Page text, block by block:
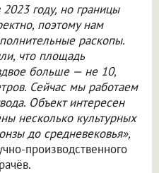
году, но границы
поэтому нам
раскопы.
что площадь
больше — не 10,
Сейчас мы работаем
Объект интересен
несколько культурных
до средневековья»,
производственного